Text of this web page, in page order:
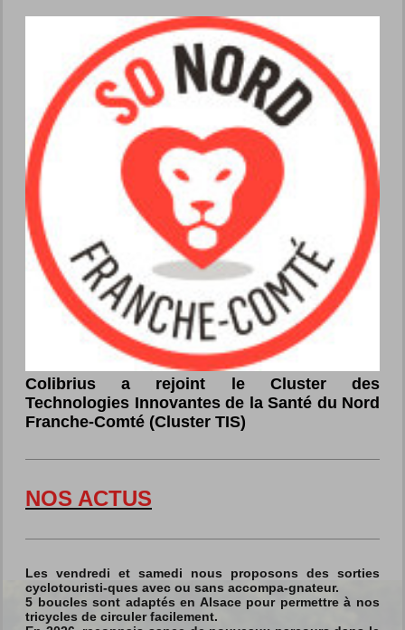
Colibrius a rejoint le Cluster des
Technologies Innovantes de la Santé du Nord
Franche-Comté (Cluster TIS)
NOS ACTUS
Les vendredi et samedi nous proposons des sorties
cyclotouristi-ques avec ou sans accompa-gnateur.
5 boucles sont adaptés en Alsace pour permettre à nos
tricycles de circuler facilement.